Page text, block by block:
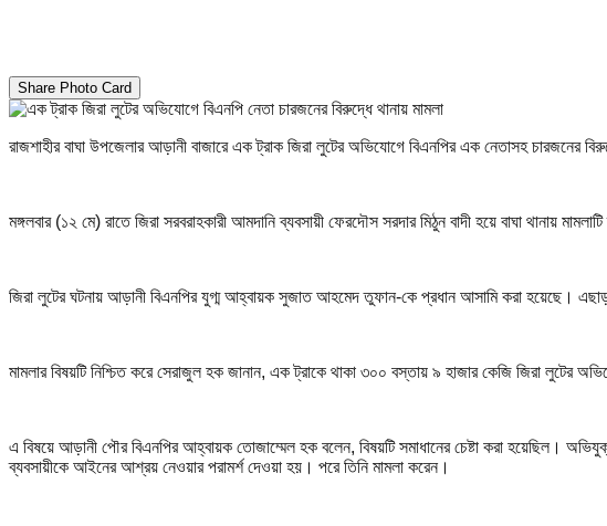
Share Photo Card
রাজশাহীর বাঘা উপজেলার আড়ানী বাজারে এক ট্রাক জিরা লুটের অভিযোগে বিএনপির এক নেতাসহ চারজনের
মঙ্গলবার (১২ মে) রাতে জিরা সরবরাহকারী আমদানি ব্যবসায়ী ফেরদৌস সরদার মিঠুন বাদী হয়ে বাঘা থানায়
জিরা লুটের ঘটনায় আড়ানী বিএনপির যুগ্ম আহ্বায়ক সুজাত আহমেদ তুফান-কে প্রধান আসামি করা হয়েছে।
মামলার বিষয়টি নিশ্চিত করে সেরাজুল হক জানান, এক ট্রাকে থাকা ৩০০ বস্তায় ৯ হাজার কেজি জিরা লুটের
এ বিষয়ে আড়ানী পৌর বিএনপির আহ্বায়ক তোজাম্মেল হক বলেন, বিষয়টি সমাধানের চেষ্টা করা হয়েছিল।
ব্যবসায়ীকে আইনের আশ্রয় নেওয়ার পরামর্শ দেওয়া হয়। পরে তিনি মামলা করেন।